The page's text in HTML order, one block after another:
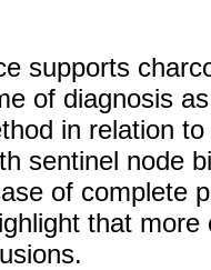
supports
of diagnosis
in relation
sentinel node
of complete
that